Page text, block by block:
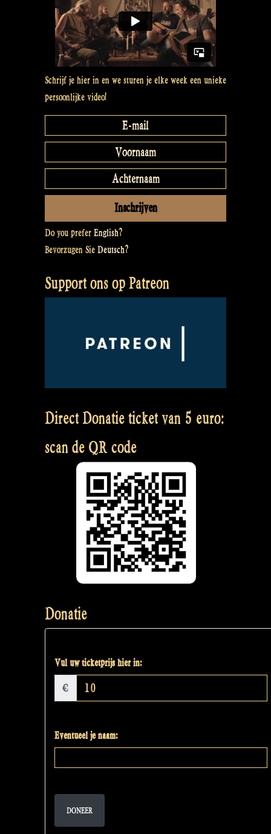
Schrijf je hier in en we sturen je elke week een unieke
persoonlijke video!
Do you prefer English?
Bevorzugen Sie Deutsch?
Support ons op Patreon
Direct Donatie ticket van 5 euro:
scan de QR code
Donatie
Vul uw ticketprijs hier in:
€
Eventueel je naam:
DONEER